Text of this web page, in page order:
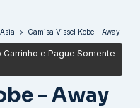
> Camisa Vissel Kobe - Away
- Away